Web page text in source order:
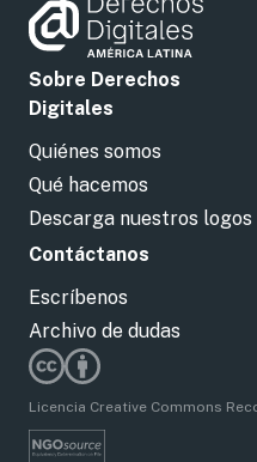
Sobre Derechos
Digitales
Quiénes somos
Qué hacemos
Descarga nuestros logos
Contáctanos
Escríbenos
Archivo de dudas
Licencia Creative Commons